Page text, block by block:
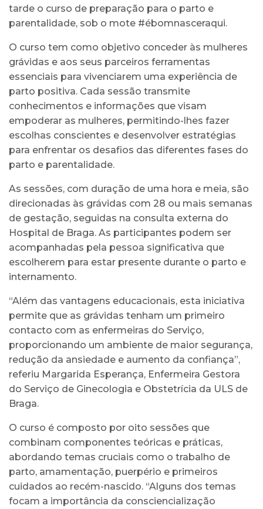
tarde o curso de preparação para o parto e
parentalidade, sob o mote #ébomnasceraqui.
O curso tem como objetivo conceder às mulheres
grávidas e aos seus parceiros ferramentas
essenciais para vivenciarem uma experiência de
parto positiva. Cada sessão transmite
conhecimentos e informações que visam
empoderar as mulheres, permitindo-lhes fazer
escolhas conscientes e desenvolver estratégias
para enfrentar os desafios das diferentes fases do
parto e parentalidade.
As sessões, com duração de uma hora e meia, são
direcionadas às grávidas com 28 ou mais semanas
de gestação, seguidas na consulta externa do
Hospital de Braga. As participantes podem ser
acompanhadas pela pessoa significativa que
escolherem para estar presente durante o parto e
internamento.
“Além das vantagens educacionais, esta iniciativa
permite que as grávidas tenham um primeiro
contacto com as enfermeiras do Serviço,
proporcionando um ambiente de maior segurança,
redução da ansiedade e aumento da confiança”,
referiu Margarida Esperança, Enfermeira Gestora
do Serviço de Ginecologia e Obstetrícia da ULS de
Braga.
O curso é composto por oito sessões que
combinam componentes teóricas e práticas,
abordando temas cruciais como o trabalho de
parto, amamentação, puerpério e primeiros
cuidados ao recém-nascido. “Alguns dos temas
focam a importância da consciencialização